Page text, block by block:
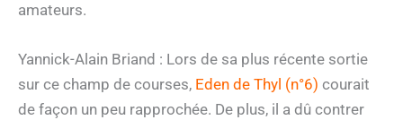
amateurs.
Yannick-Alain Briand : Lors de sa plus récente sortie
sur ce champ de courses, Eden de Thyl (n°6) courait
de façon un peu rapprochée. De plus, il a dû contrer